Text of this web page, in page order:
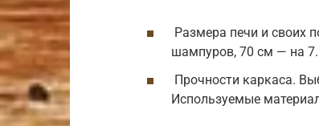
Размера печи и своих
шампуров, 70 см — на 7.
Прочности каркаса.
Используемые